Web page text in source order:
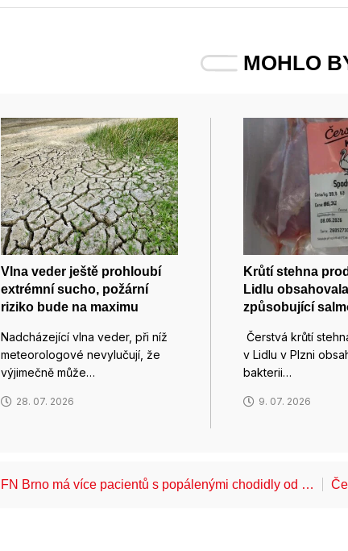
MOHLO
Vlna veder ještě prohloubí
extrémní sucho, požární
riziko bude na maximu
Nadcházející vlna veder, při níž
meteorologové nevylučují, že
výjimečně může…
28. 07. 2026
Krůtí stehna
Lidlu
způsobující
Čerstvá krůtí
v Lidlu v Plzni
bakterii…
9. 07. 2026
FN Brno má více pacientů s popálenými chodidly od …